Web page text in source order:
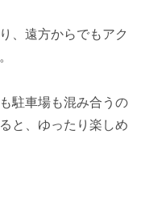
、遠方からでもアク
駐車場も混み合うの
と、ゆったり楽しめ